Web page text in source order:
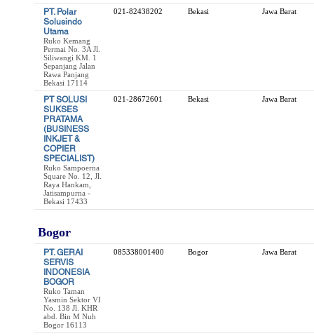
PT. Polar
Solusindo
Utama
Ruko Kemang
Permai No. 3A Jl.
Siliwangi KM. 1
Sepanjang Jalan
Rawa Panjang
Bekasi 17114
021-82438202 Bekasi Jawa Barat
PT SOLUSI
SUKSES
PRATAMA
(BUSINESS
INKJET &
COPIER
SPECIALIST)
Ruko Sampoerna
Square No. 12, Jl.
Raya Hankam,
Jatisampurna -
Bekasi 17433
021-28672601 Bekasi Jawa Barat
Bogor
PT. GERAI
SERVIS
INDONESIA
BOGOR
Ruko Taman
Yasmin Sektor VI
No. 138 Jl. KHR
abd. Bin M Nuh
Bogor 16113
085338001400 Bogor Jawa Barat